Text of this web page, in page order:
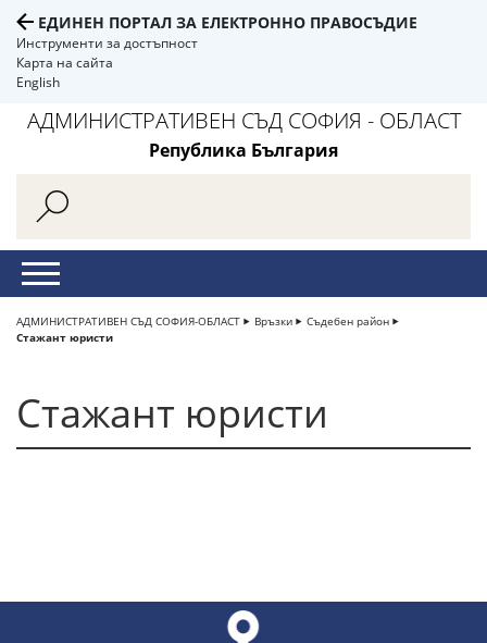
ЕДИНЕН ПОРТАЛ ЗА ЕЛЕКТРОННО ПРАВОСЪДИЕ
Инструменти за достъпност
Карта на сайта
English
АДМИНИСТРАТИВЕН СЪД СОФИЯ - ОБЛАСТ
Република България
АДМИНИСТРАТИВЕН СЪД СОФИЯ-ОБЛАСТ Връзки
Съдебен район
Стажант юристи
Стажант юристи